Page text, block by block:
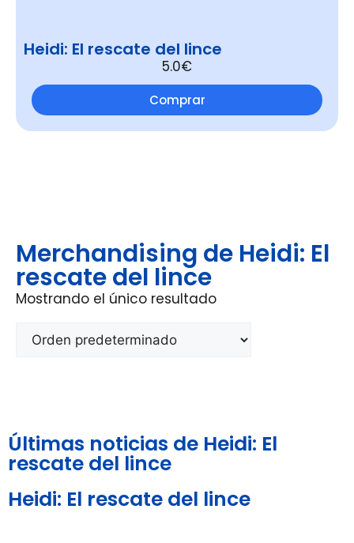
Heidi: El rescate del lince
5.0€
Comprar
Merchandising de Heidi: El
rescate del lince
Mostrando el único resultado
Últimas noticias de Heidi: El
rescate del lince
Heidi: El rescate del lince